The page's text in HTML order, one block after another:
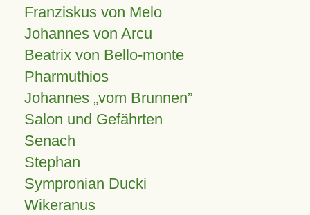
Franziskus von Melo
Johannes von Arcu
Beatrix von Bello-monte
Pharmuthios
Johannes vom Brunnen
Salon und Gefährten
Senach
Stephan
Sympronian Ducki
Wikeranus